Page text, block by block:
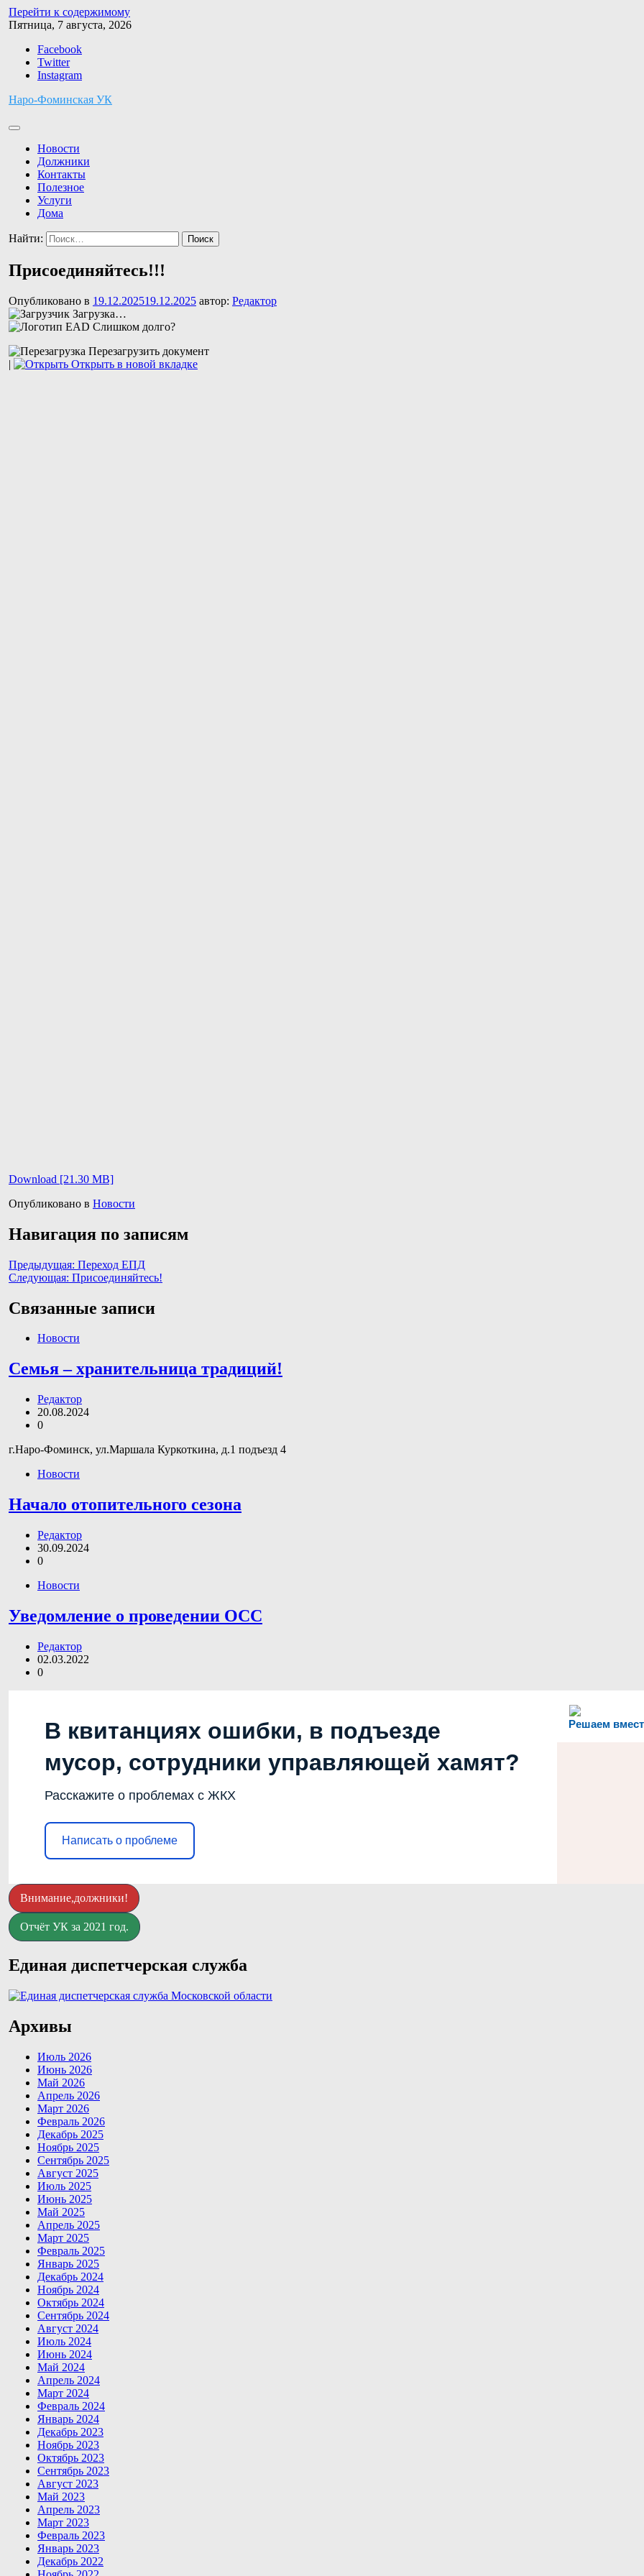
Перейти к содержимому
Пятница, 7 августа, 2026
Facebook
Twitter
Instagram
Наро-Фоминская УК
Новости
Должники
Контакты
Полезное
Услуги
Дома
Найти:
Присоединяйтесь!!!
Опубликовано в 19.12.202519.12.2025 автор: Редактор
Загрузка…
Слишком долго?
Перезагрузить документ
|
Открыть в новой вкладке
Download [21.30 MB]
Опубликовано в Новости
Навигация по записям
Предыдущая: Переход ЕПД
Следующая: Присоединяйтесь!
Связанные записи
Новости
Семья – хранительница традиций!
Редактор
20.08.2024
0
г.Наро-Фоминск, ул.Маршала Куркоткина, д.1 подъезд 4
Новости
Начало отопительного сезона
Редактор
30.09.2024
0
Новости
Уведомление о проведении ОСС
Редактор
02.03.2022
0
Решаем
В квитанциях ошибки, в подъезде
мусор, сотрудники управляющей хамят?
Расскажите о проблемах с ЖКХ
Написать о проблеме
Внимание,должники!
Отчёт УК за 2021 год.
Единая диспетчерская служба
Архивы
Июль 2026
Июнь 2026
Май 2026
Апрель 2026
Март 2026
Февраль 2026
Декабрь 2025
Ноябрь 2025
Сентябрь 2025
Август 2025
Июль 2025
Июнь 2025
Май 2025
Апрель 2025
Март 2025
Февраль 2025
Январь 2025
Декабрь 2024
Ноябрь 2024
Октябрь 2024
Сентябрь 2024
Август 2024
Июль 2024
Июнь 2024
Май 2024
Апрель 2024
Март 2024
Февраль 2024
Январь 2024
Декабрь 2023
Ноябрь 2023
Октябрь 2023
Сентябрь 2023
Август 2023
Май 2023
Апрель 2023
Март 2023
Февраль 2023
Январь 2023
Декабрь 2022